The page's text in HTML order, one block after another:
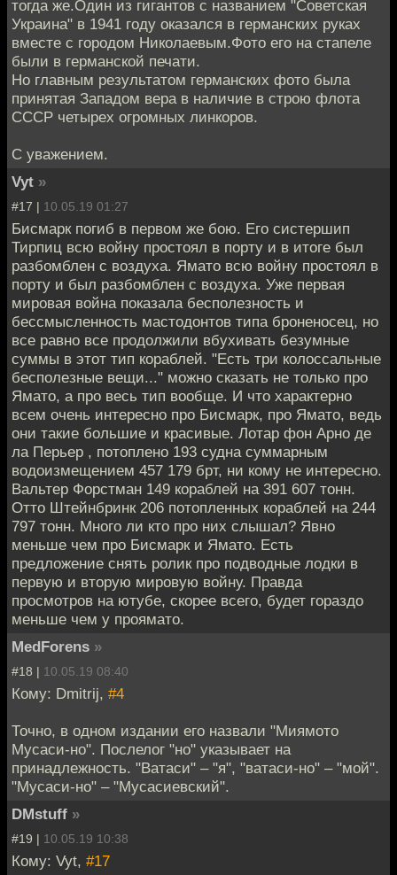
тогда же.Один из гигантов с названием "Советская
Украина" в 1941 году оказался в германских руках
вместе с городом Николаевым.Фото его на стапеле
были в германской печати.
Но главным результатом германских фото была
принятая Западом вера в наличие в строю флота
СССР четырех огромных линкоров.
С уважением.
Vyt »
#17 | 10.05.19 01:27
Бисмарк погиб в первом же бою. Его систершип
Тирпиц всю войну простоял в порту и в итоге был
разбомблен с воздуха. Ямато всю войну простоял в
порту и был разбомблен с воздуха. Уже первая
мировая война показала бесполезность и
бессмысленность мастодонтов типа броненосец, но
все равно все продолжили вбухивать безумные
суммы в этот тип кораблей. "Есть три колоссальные
бесполезные вещи..." можно сказать не только про
Ямато, а про весь тип вообще. И что характерно
всем очень интересно про Бисмарк, про Ямато, ведь
они такие большие и красивые. Лотар фон Арно де
ла Перьер , потоплено 193 судна суммарным
водоизмещением 457 179 брт, ни кому не интересно.
Вальтер Форстман 149 кораблей на 391 607 тонн.
Отто Штейнбринк 206 потопленных кораблей на 244
797 тонн. Много ли кто про них слышал? Явно
меньше чем про Бисмарк и Ямато. Есть
предложение снять ролик про подводные лодки в
первую и вторую мировую войну. Правда
просмотров на ютубе, скорее всего, будет гораздо
меньше чем у проямато.
MedForens »
#18 | 10.05.19 08:40
Кому: Dmitrij, #4
Точно, в одном издании его назвали "Миямото
Мусаси-но". Послелог "но" указывает на
принадлежность. "Ватаси" – "я", "ватаси-но" – "мой".
"Мусаси-но" – "Мусасиевский".
DMstuff »
#19 | 10.05.19 10:38
Кому: Vyt, #17